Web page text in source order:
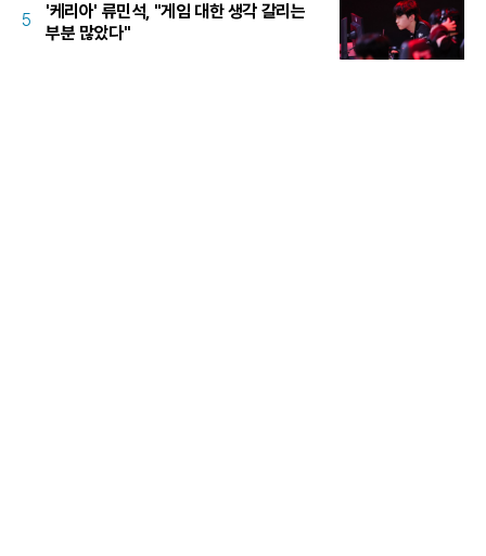
5
'케리아' 류민석, "게임 대한 생각 갈리는
부분 많았다"